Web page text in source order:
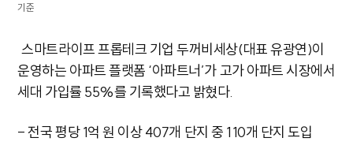
기준
스마트라이프 프롭테크 기업 두꺼비세상(대표 유광연)이
운영하는 아파트 플랫폼 ‘아파트너’가 고가 아파트 시장에서
세대 가입률 55%를 기록했다고 밝혔다.
- 전국 평당 1억 원 이상 407개 단지 중 110개 단지 도입